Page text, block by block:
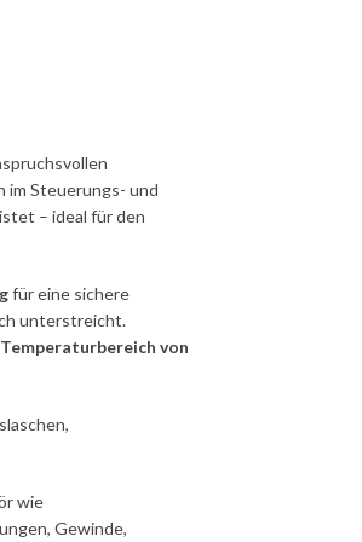
im Steuerungs- und
– ideal für den
für eine sichere
unterstreicht.
Temperaturbereich von
wie
Gewinde,